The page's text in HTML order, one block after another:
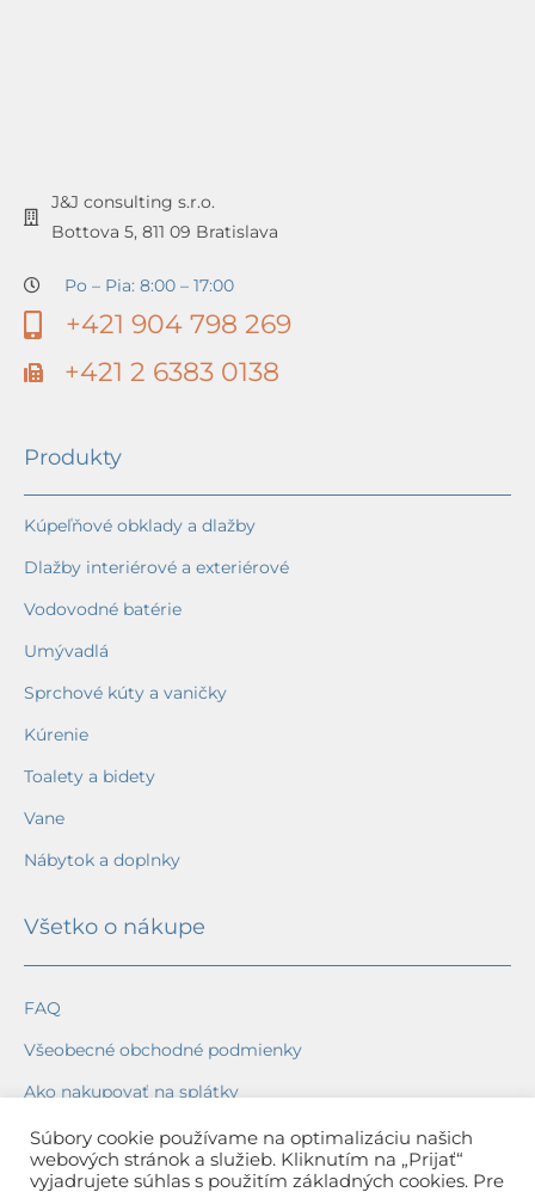
J&J consulting s.r.o.
Bottova 5, 811 09 Bratislava
Po – Pia: 8:00 – 17:00
+421 904 798 269
+421 2 6383 0138
Produkty
Kúpeľňové obklady a dlažby
Dlažby interiérové a exteriérové
Vodovodné batérie
Umývadlá
Sprchové kúty a vaničky
Kúrenie
Toalety a bidety
Vane
Nábytok a doplnky
Všetko o nákupe
FAQ
Všeobecné obchodné podmienky
Ako nakupovať na splátky
Ochrana osobných údajov
Reklamačný poriadok
Súbory cookie používame na optimalizáciu našich
webových stránok a služieb. Kliknutím na „Prijať“
vyjadrujete súhlas s použitím základných cookies. Pre